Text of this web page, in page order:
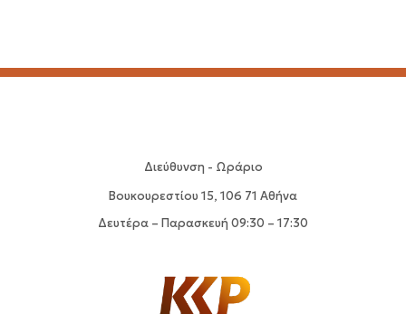
Διεύθυνση - Ωράριο
Βουκουρεστίου 15, 106 71 Αθήνα
Δευτέρα – Παρασκευή 09:30 – 17:30